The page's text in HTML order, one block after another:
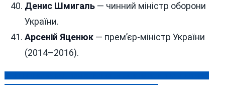
Денис Шмигаль— чинний міністр оборони
України.
Арсеній Яценюк— прем’єр-міністр України
(2014–2016).
Навігація